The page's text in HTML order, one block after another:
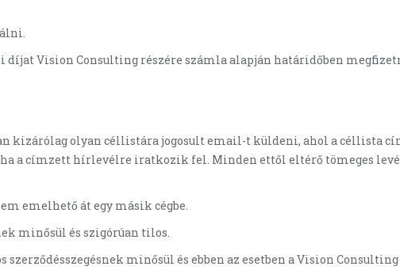
díjat Vision Consulting részére számla alapján határidőben
kizárólag olyan céllistára jogosult email-t küldeni, ahol a céllista
a címzett hírlevélre iratkozik fel. Minden ettől eltérő tömeges
emelhető át egy másik cégbe.
minősül és szigórúan tilos.
minősül és ebben az esetben a Vision